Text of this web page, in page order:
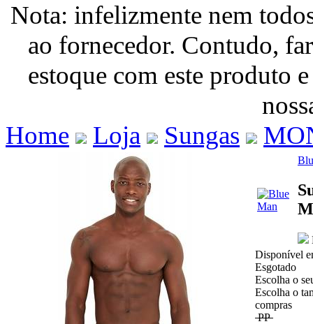
Nota: infelizmente nem
ao fornecedor. Contudo,
estoque com este produto
Home
Loja Sungas
Disponível
Esgotado
Escolha o
Escolha o
compras
PP